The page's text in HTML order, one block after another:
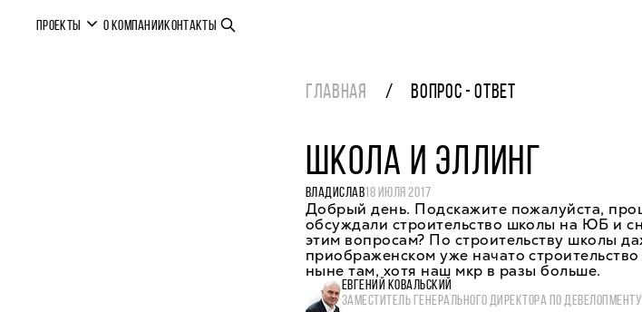
ПРОЕКТЫ О КОМПАНИИКОНТАКТЫ
ГЛАВНАЯ ВОПРОС - ОТВЕТ
ШКОЛА И ЭЛЛИНГ
ВЛАДИСЛАВ18 ИЮЛЯ 2017
Добрый день. Подскажите пожалуйста,
обсуждали строительство школы на ЮБ и
этим вопросам? По строительству школы
приображенском уже начато
ныне там, хотя наш мкр в разы больше.
ЕВГЕНИЙ КОВАЛЬСКИЙ
ЗАМЕСТИТЕЛЬ ГЕНЕРАЛЬНОГО ДИРЕКТОРА ПО ДЕВЕЛОПМЕНТУ